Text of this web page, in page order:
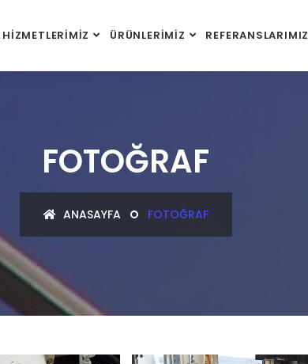
HİZMETLERİMİZ ÜRÜNLERİMİZ REFERANSLARIMIZ
FOTOĞRAF
ANASAYFA FOTOĞRAF